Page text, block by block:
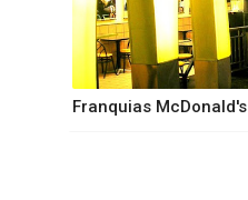
Franquias McDonald's